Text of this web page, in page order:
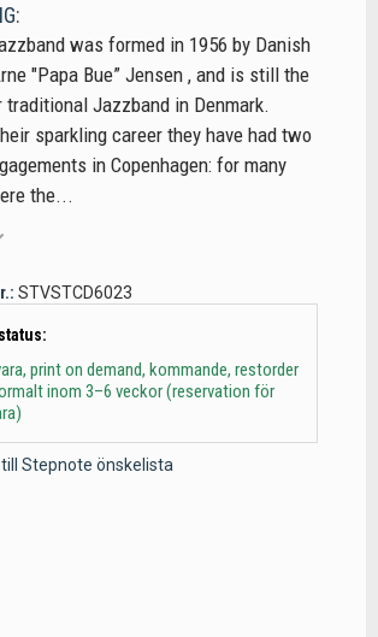
was formed in 1956 by Danish
"Papa Bue” Jensen , and is still the
traditional Jazzband in Denmark.
sparkling career they have had two
in Copenhagen: for many
the...
STVSTCD6023
print on demand, kommande, restorder
inom 3–6 veckor (reservation för
Stepnote önskelista